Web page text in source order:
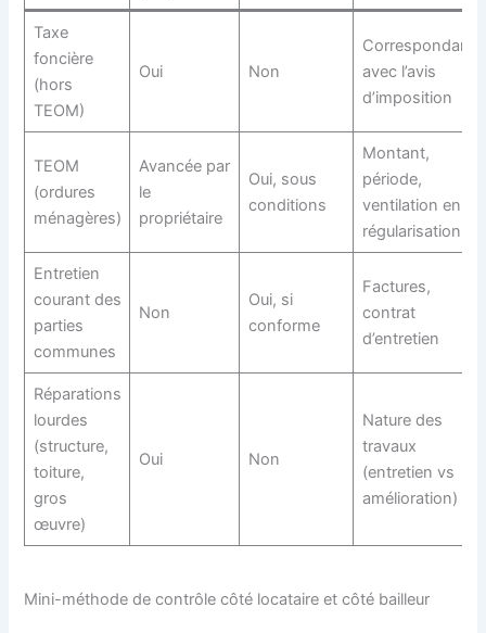
Taxe
foncière
(hors
TEOM)
Oui Non
Correspondance
avec l’avis
d’imposition
TEOM
(ordures
ménagères)
Avancée par
le
propriétaire
Oui, sous
conditions
Montant,
période,
ventilation en
régularisation
Entretien
courant des
parties
communes
Non
Oui, si
conforme
Factures,
contrat
d’entretien
Réparations
lourdes
(structure,
toiture,
gros
œuvre)
Oui Non
Nature des
travaux
(entretien vs
amélioration)
Mini-méthode de contrôle côté locataire et côté bailleur